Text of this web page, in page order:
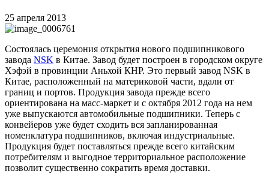
25 апреля 2013
Состоялась церемония открытия нового подшипникового
завода NSK в Китае. Завод будет построен в городском округе
Хэфэй в провинции Аньхой КНР. Это первый завод NSK в
Китае, расположенный на материковой части, вдали от
границ и портов. Продукция завода прежде всего
ориентирована на масс-маркет и с октября 2012 года на нем
уже выпускаются автомобильные подшипники. Теперь с
конвейеров уже будет сходить вся запланированная
номенклатура подшипников, включая индустриальные.
Продукция будет поставляться прежде всего китайским
потребителям и выгодное территориальное расположение
позволит существенно сократить время доставки.